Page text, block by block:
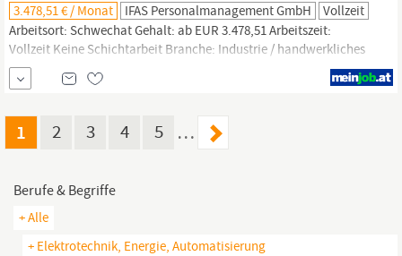
3.478,51 € / Monat IFAS Personalmanagement GmbH
Vollzeit
Arbeitsort: Schwechat Gehalt: ab EUR 3.478,51 Arbeitszeit:
Vollzeit Keine Schichtarbeit Branche: Industrie / handwerkliches
Gewerbe Arbeitsbeginn: ab sofort Sie möchten Ihr technisches
Know-how in spannenden Industrieprojekten einbringen? Für
EMSR-
Monteur
1 2 3 4 5 …
Berufe & Begriffe
+ Alle
+ Elektrotechnik, Energie, Automatisierung